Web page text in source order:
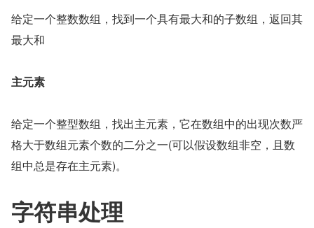
给定一个整数数组，找到一个具有最大和的子数组，返回其
最大和
主元素
给定一个整型数组，找出主元素，它在数组中的出现次数严
格大于数组元素个数的二分之一(可以假设数组非空，且数
组中总是存在主元素)。
字符串处理